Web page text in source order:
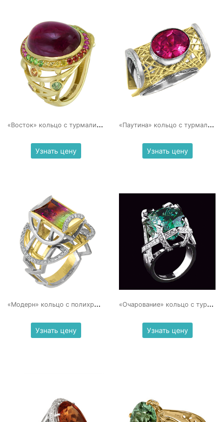
«
Восток» кольцо с турмалином рубеллитом
Узнать цену
«
Паутина» кольцо с турмалином и бриллиантами
Узнать цену
«
Модерн» кольцо с полихромным турмалином
Узнать цену
«
Очарование» кольцо с турмалином и бриллиантами
Узнать цену